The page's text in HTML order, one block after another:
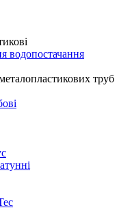
водопостачання
труб